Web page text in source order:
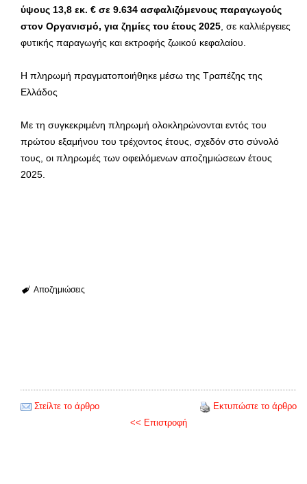
ύψους 13,8 εκ. € σε 9.634 ασφαλιζόμενους παραγωγούς
στον Οργανισμό, για ζημίες του έτους 2025, σε καλλιέργειες
φυτικής παραγωγής και εκτροφής ζωικού κεφαλαίου.
Η πληρωμή πραγματοποιήθηκε μέσω της Τραπέζης της
Ελλάδος
Mε τη συγκεκριμένη πληρωμή ολοκληρώνονται εντός του
πρώτου εξαμήνου του τρέχοντος έτους, σχεδόν στο σύνολό
τους, οι πληρωμές των οφειλόμενων αποζημιώσεων έτους
2025.
Αποζημιώσεις
Στείλτε το άρθρο
Εκτυπώστε το άρθρο
<< Επιστροφή